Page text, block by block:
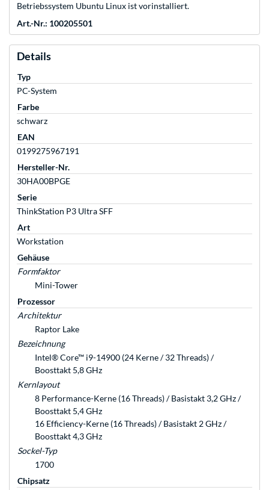
Betriebssystem Ubuntu Linux ist vorinstalliert.
Art.-Nr.: 100205501
Details
Typ
PC-System
Farbe
schwarz
EAN
0199275967191
Hersteller-Nr.
30HA00BPGE
Serie
ThinkStation P3 Ultra SFF
Art
Workstation
Gehäuse
Formfaktor
Mini-Tower
Prozessor
Architektur
Raptor Lake
Bezeichnung
Intel® Core™ i9-14900 (24 Kerne / 32 Threads) /
Boosttakt 5,8 GHz
Kernlayout
8 Performance-Kerne (16 Threads) / Basistakt 3,2 GHz /
Boosttakt 5,4 GHz
16 Efficiency-Kerne (16 Threads) / Basistakt 2 GHz /
Boosttakt 4,3 GHz
Sockel-Typ
1700
Chipsatz